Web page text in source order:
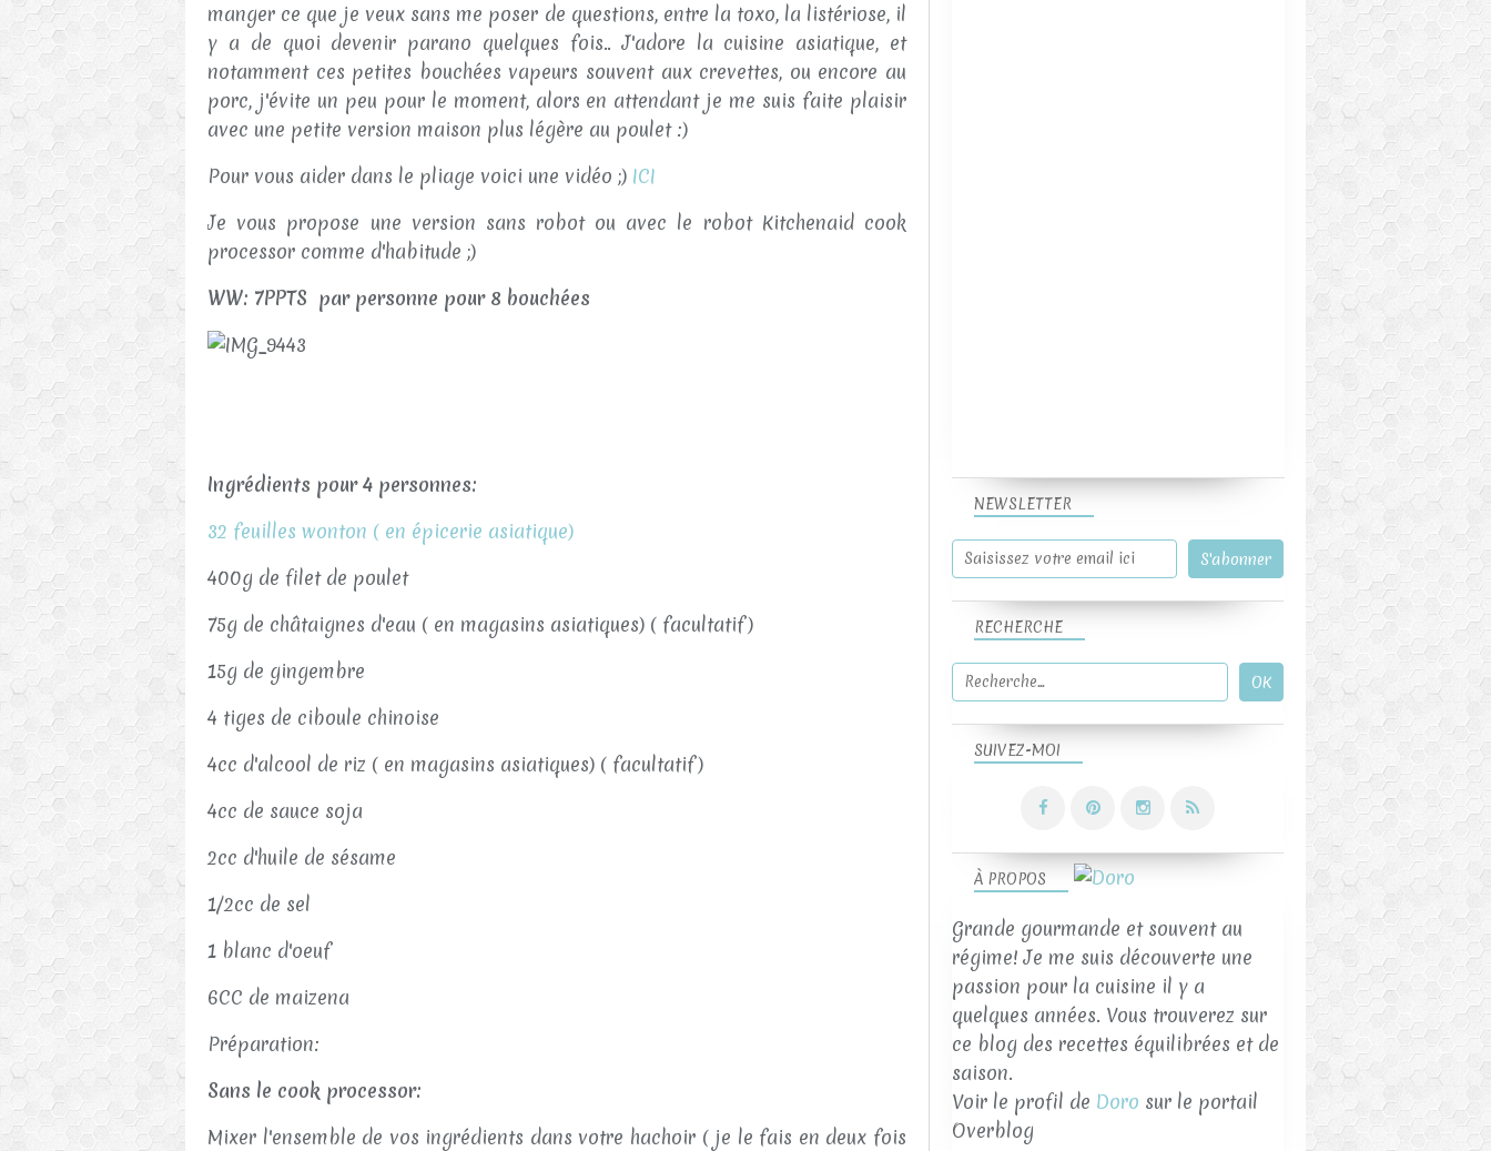
manger ce que je veux sans me poser de questions, entre la toxo, la listériose, il
y a de quoi devenir parano quelques fois.. J'adore la cuisine asiatique, et
notamment ces petites bouchées vapeurs souvent aux crevettes, ou encore au
porc, j'évite un peu pour le moment, alors en attendant je me suis faite plaisir
avec une petite version maison plus légère au poulet :)
Pour vous aider dans le pliage voici une vidéo ;) ICI
Je vous propose une version sans robot ou avec le robot Kitchenaid cook
processor comme d'habitude ;)
WW: 7PPTS par personne pour 8 bouchées
Ingrédients pour 4 personnes:
32 feuilles wonton ( en épicerie asiatique)
400g de filet de poulet
75g de châtaignes d'eau ( en magasins asiatiques) ( facultatif)
15g de gingembre
4 tiges de ciboule chinoise
4cc d'alcool de riz ( en magasins asiatiques) ( facultatif)
4cc de sauce soja
2cc d'huile de sésame
1/2cc de sel
1 blanc d'oeuf
6CC de maizena
Préparation:
Sans le cook processor:
Mixer l'ensemble de vos ingrédients dans votre hachoir ( je le fais en deux fois
NEWSLETTER
SUIVEZ-MOI
RECHERCHE
À PROPOS
Grande gourmande et souvent au
régime! Je me suis découverte une
passion pour la cuisine il y a
quelques années. Vous trouverez sur
ce blog des recettes équilibrées et de
saison.
Voir le profil de Doro sur le portail
Overblog